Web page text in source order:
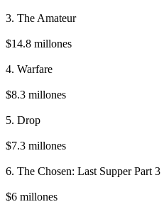
3. The Amateur
$14.8 millones
4. Warfare
$8.3 millones
5. Drop
$7.3 millones
6. The Chosen: Last Supper Part 3
$6 millones